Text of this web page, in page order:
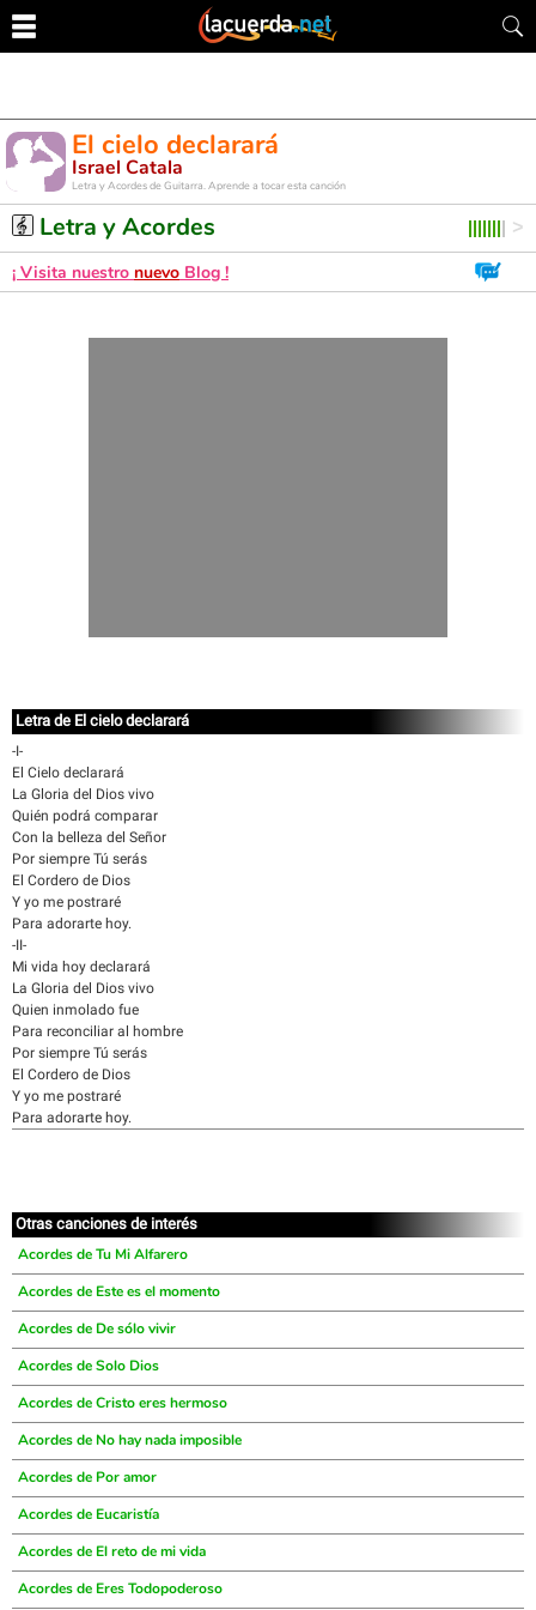
El cielo declarará
Israel Catala
Letra y Acordes de Guitarra. Aprende a tocar esta canción
Letra y Acordes
¡ Visita nuestro nuevo Blog !
Letra de El cielo declarará
-I-
El Cielo declarará
La Gloria del Dios vivo
Quién podrá comparar
Con la belleza del Señor
Por siempre Tú serás
El Cordero de Dios
Y yo me postraré
Para adorarte hoy.
-II-
Mi vida hoy declarará
La Gloria del Dios vivo
Quien inmolado fue
Para reconciliar al hombre
Por siempre Tú serás
El Cordero de Dios
Y yo me postraré
Para adorarte hoy.
Otras canciones de interés
Acordes de Tu Mi Alfarero
Acordes de Este es el momento
Acordes de De sólo vivir
Acordes de Solo Dios
Acordes de Cristo eres hermoso
Acordes de No hay nada imposible
Acordes de Por amor
Acordes de Eucaristía
Acordes de El reto de mi vida
Acordes de Eres Todopoderoso